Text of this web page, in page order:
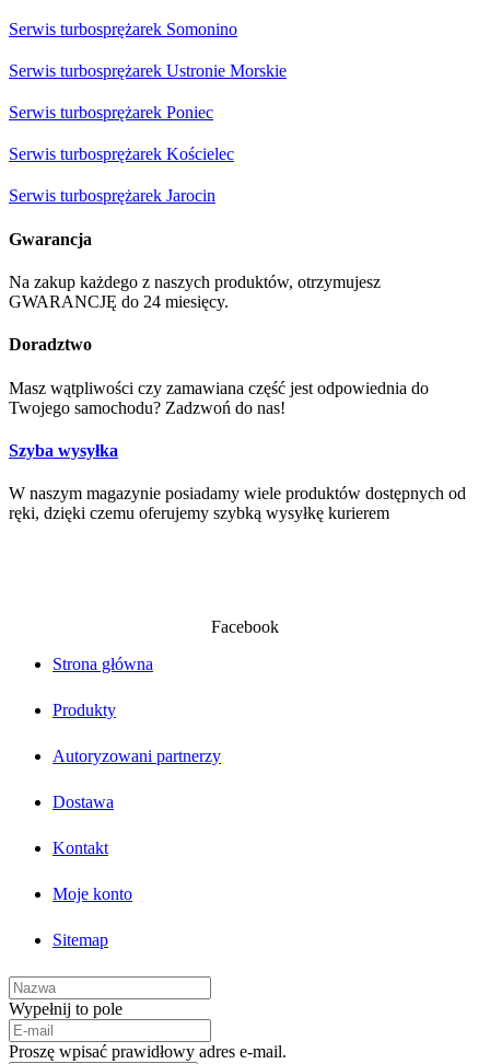
Serwis turbosprężarek Somonino
Serwis turbosprężarek Ustronie Morskie
Serwis turbosprężarek Poniec
Serwis turbosprężarek Kościelec
Serwis turbosprężarek Jarocin
Gwarancja
Na zakup każdego z naszych produktów, otrzymujesz
GWARANCJĘ do 24 miesięcy.
Doradztwo
Masz wątpliwości czy zamawiana część jest odpowiednia do
Twojego samochodu? Zadzwoń do nas!
Szyba wysyłka
W naszym magazynie posiadamy wiele produktów dostępnych od
ręki, dzięki czemu oferujemy szybką wysyłkę kurierem
Facebook
Strona główna
Produkty
Autoryzowani partnerzy
Dostawa
Kontakt
Moje konto
Sitemap
Wypełnij to pole
Proszę wpisać prawidłowy adres e-mail.